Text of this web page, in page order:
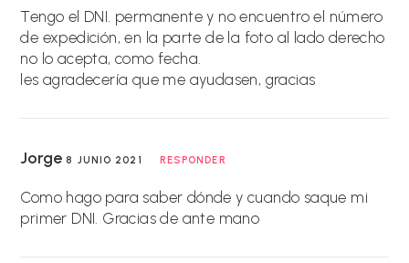
Tengo el DNI. permanente y no encuentro el número
de expedición, en la parte de la foto al lado derecho
no lo acepta, como fecha.
les agradecería que me ayudasen, gracias
Jorge 8 JUNIO 2021 RESPONDER
Como hago para saber dónde y cuando saque mi
primer DNI. Gracias de ante mano